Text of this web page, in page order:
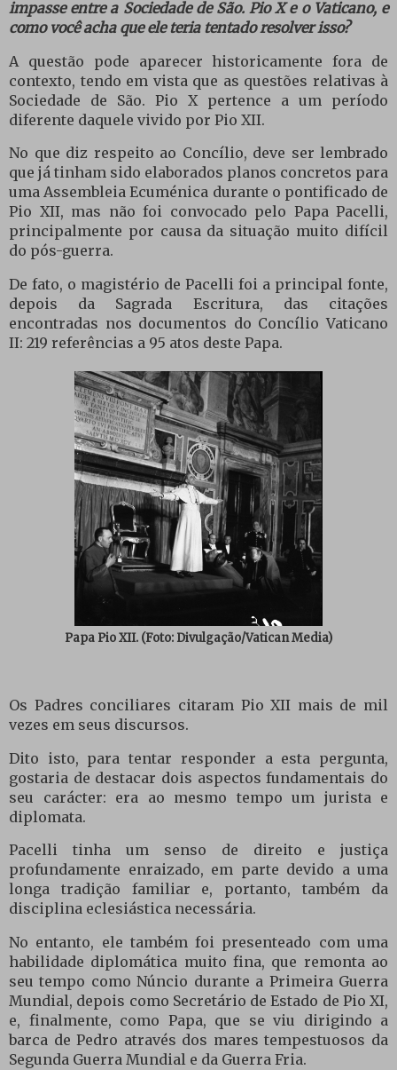
impasse entre a Sociedade de São. Pio X e o Vaticano, e
como você acha que ele teria tentado resolver isso?
A questão pode aparecer historicamente fora de
contexto, tendo em vista que as questões relativas à
Sociedade de São. Pio X pertence a um período
diferente daquele vivido por Pio XII.
No que diz respeito ao Concílio, deve ser lembrado
que já tinham sido elaborados planos concretos para
uma Assembleia Ecuménica durante o pontificado de
Pio XII, mas não foi convocado pelo Papa Pacelli,
principalmente por causa da situação muito difícil
do pós-guerra.
De fato, o magistério de Pacelli foi a principal fonte,
depois da Sagrada Escritura, das citações
encontradas nos documentos do Concílio Vaticano
II: 219 referências a 95 atos deste Papa.
Papa Pio XII. (Foto: Divulgação/Vatican Media)
Os Padres conciliares citaram Pio XII mais de mil
vezes em seus discursos.
Dito isto, para tentar responder a esta pergunta,
gostaria de destacar dois aspectos fundamentais do
seu carácter: era ao mesmo tempo um jurista e
diplomata.
Pacelli tinha um senso de direito e justiça
profundamente enraizado, em parte devido a uma
longa tradição familiar e, portanto, também da
disciplina eclesiástica necessária.
No entanto, ele também foi presenteado com uma
habilidade diplomática muito fina, que remonta ao
seu tempo como Núncio durante a Primeira Guerra
Mundial, depois como Secretário de Estado de Pio XI,
e, finalmente, como Papa, que se viu dirigindo a
barca de Pedro através dos mares tempestuosos da
Segunda Guerra Mundial e da Guerra Fria.